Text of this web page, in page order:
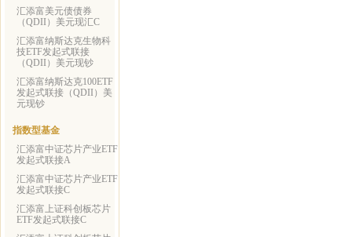
汇添富美元债债券
（QDII）美元现汇C
汇添富纳斯达克生物科
技ETF发起式联接
（QDII）美元现钞
汇添富纳斯达克100ETF
发起式联接（QDII）美
元现钞
指数型基金
汇添富中证芯片产业ETF
发起式联接A
汇添富中证芯片产业ETF
发起式联接C
汇添富上证科创板芯片
ETF发起式联接C